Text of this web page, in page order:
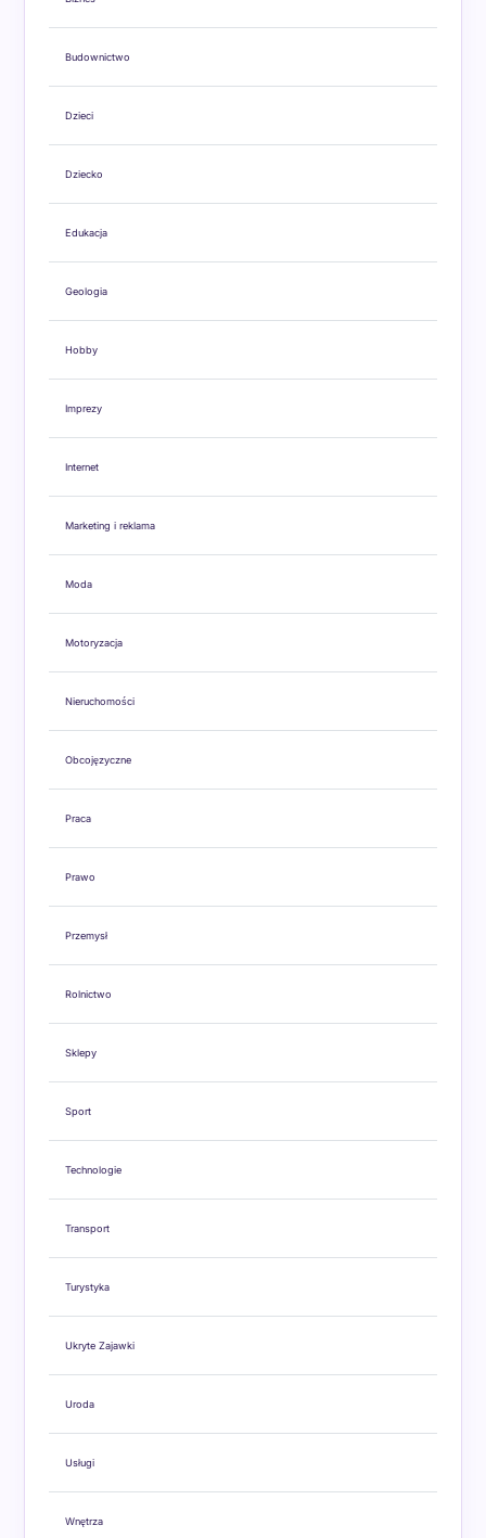
Budownictwo
Dzieci
Dziecko
Edukacja
Geologia
Hobby
Imprezy
Internet
Marketing i reklama
Moda
Motoryzacja
Nieruchomości
Obcojęzyczne
Praca
Prawo
Przemysł
Rolnictwo
Sklepy
Sport
Technologie
Transport
Turystyka
Ukryte Zajawki
Uroda
Usługi
Wnętrza